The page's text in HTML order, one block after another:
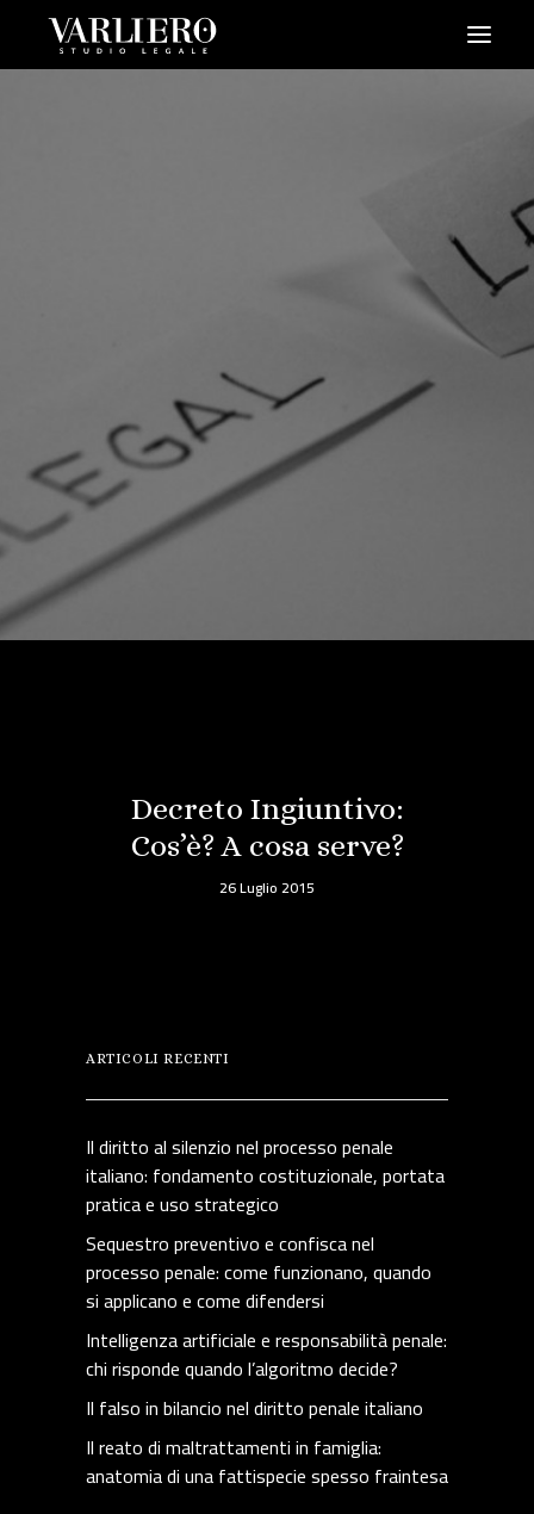
PRENDI UN APPUNTAMENTO
Decreto Ingiuntivo:
Cos’è? A cosa serve?
26 Luglio 2015
ARTICOLI RECENTI
Il diritto al silenzio nel processo penale
italiano: fondamento costituzionale, portata
pratica e uso strategico
Sequestro preventivo e confisca nel
processo penale: come funzionano, quando
si applicano e come difendersi
Intelligenza artificiale e responsabilità penale:
chi risponde quando l’algoritmo decide?
Il falso in bilancio nel diritto penale italiano
Il reato di maltrattamenti in famiglia:
anatomia di una fattispecie spesso fraintesa